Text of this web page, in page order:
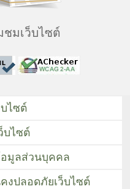
ชมเว็บไซต์
ไซต์
บไซต์
มูลส่วนบุคคล
งปลอดภัยเว็บไซต์